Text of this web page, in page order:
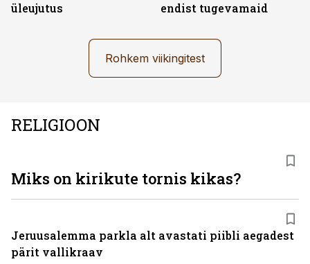
üleujutus
endist tugevamaid
Rohkem viikingitest
RELIGIOON
Miks on kirikute tornis kikas?
Jeruusalemma parkla alt avastati piibli aegadest
pärit vallikraav